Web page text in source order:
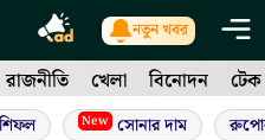
নতুন খবর
রাজনীতি খেলা বিনোদন টেক
New সোনার দাম